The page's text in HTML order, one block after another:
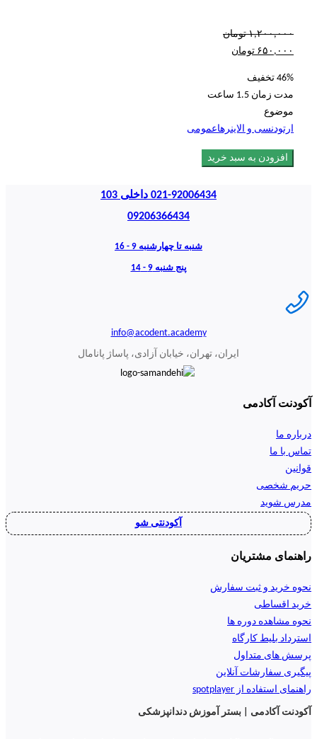
۱,۲۰۰,۰۰۰ تومان
۶۵۰,۰۰۰ تومان
46% تخفیف
مدت زمان 1.5 ساعت
موضوع
ارتودنسی و الاینرهاعمومی
افزودن به سبد خرید
021-92006434 داخلی 103
09206366434
شنبه تا چهارشنبه 9 - 16
پنج شنبه 9 - 14
info@acodent.academy
ایران، تهران، خیابان آزادی، پاساژ پانامال
آکودنت آکادمی
درباره ما
تماس با ما
قوانین
حریم شخصی
مدرس شوید
آکودنتی شو
راهنمای مشتریان
نحوه خرید و ثبت سفارش
خرید اقساطی
نحوه مشاهده دوره ها
استرداد بلیط کارگاه
پرسش های متداول
پیگیری سفارشات آنلاین
راهنمای استفاده از spotplayer
آکودنت آکادمی | بستر آموزش دندانپزشکی